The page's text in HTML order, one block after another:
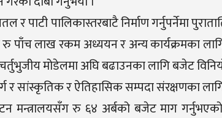
र पाटी पालिकास्तरबाटै निर्माण गर्नुपर्नेमा
रु पाँच लाख रकम अध्ययन र अन्य कार्यक्रमका
मोडेलमा अघि बढाउनका लागि बजेट
र सांस्कृतिक र ऐतिहासिक सम्पदा संरक्षणका
मन्त्रालयसँग रु ६४ अर्बको बजेट माग गर्नुभएको